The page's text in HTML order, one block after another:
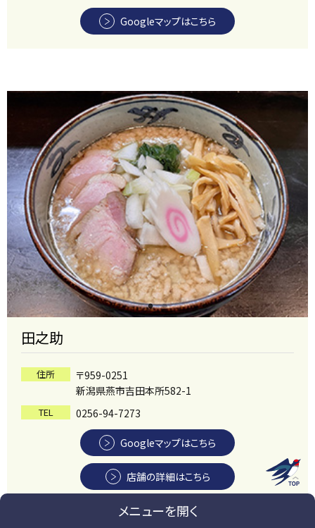
メニューを開く
Googleマップはこちら
田之助
住所
〒959-0251
新潟県燕市吉田本所582-1
TEL 0256-94-7273
Googleマップはこちら
店舗の詳細はこちら